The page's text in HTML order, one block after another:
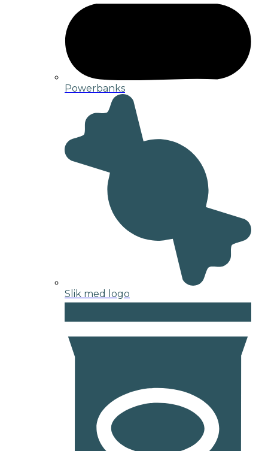
Powerbanks
Slik med logo